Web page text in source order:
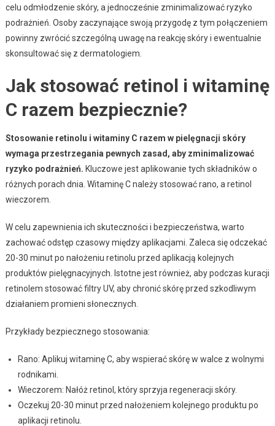
celu odmłodzenie skóry, a jednocześnie zminimalizować ryzyko
podrażnień. Osoby zaczynające swoją przygodę z tym połączeniem
powinny zwrócić szczególną uwagę na reakcję skóry i ewentualnie
skonsultować się z dermatologiem.
Jak stosować retinol i witaminę
C razem bezpiecznie?
Stosowanie retinolu i witaminy C razem w pielęgnacji skóry
wymaga przestrzegania pewnych zasad, aby zminimalizować
ryzyko podrażnień. Kluczowe jest aplikowanie tych składników o
różnych porach dnia. Witaminę C należy stosować rano, a retinol
wieczorem.
W celu zapewnienia ich skuteczności i bezpieczeństwa, warto
zachować odstęp czasowy między aplikacjami. Zaleca się odczekać
20-30 minut po nałożeniu retinolu przed aplikacją kolejnych
produktów pielęgnacyjnych. Istotne jest również, aby podczas kuracji
retinolem stosować filtry UV, aby chronić skórę przed szkodliwym
działaniem promieni słonecznych.
Przykłady bezpiecznego stosowania:
Rano: Aplikuj witaminę C, aby wspierać skórę w walce z wolnymi
rodnikami.
Wieczorem: Nałóż retinol, który sprzyja regeneracji skóry.
Oczekuj 20-30 minut przed nałożeniem kolejnego produktu po
aplikacji retinolu.